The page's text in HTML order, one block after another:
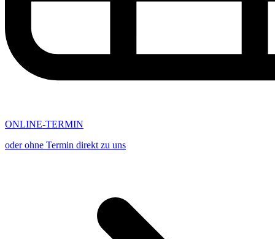
ONLINE-TERMIN
oder ohne Termin direkt zu uns